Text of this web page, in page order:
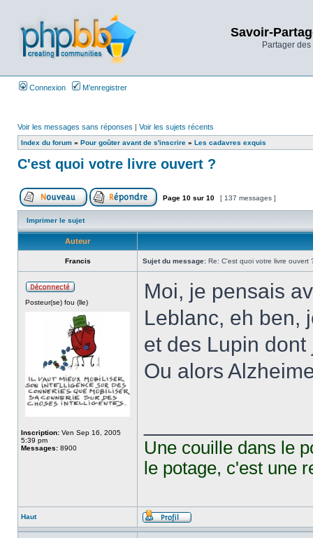
Savoir-
Partager
Connexion M’enregistrer
Voir les messages sans réponses | Voir les sujets récents
Index du forum » Pour goûter avant de s'inscrire » Les cadavres exquis
C'est quoi votre livre ouvert ?
Page 10 sur 10 [ 137 messages ]
Imprimer le sujet
Auteur
Francis Sujet du message: Re: C'est quoi votre livre ouvert
Posteur(se) fou (lle)
Inscription: Ven Sep 16, 2005
5:39 pm
Messages: 8900
Moi, je pensais
Leblanc, eh ben,
et des Lupin
Ou alors
Une couille dans le
le potage, c'est une
Haut